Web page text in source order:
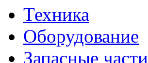
Техника
Оборудование
Запасные части